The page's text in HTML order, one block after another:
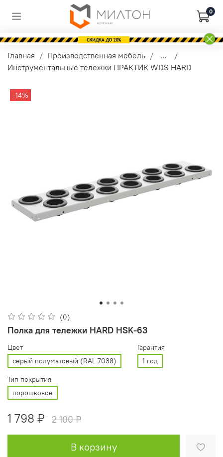
0
Главная Производственная мебель
...
Инструментальные тележки ПРАКТИК WDS HARD
-14%
(0)
Полка для тележки HARD HSK-63
Цвет
cерый полуматовый (RAL 7038)
Гарантия
1 год
Тип покрытия
порошковое
1 798 ₽ 2 100 ₽
В корзину